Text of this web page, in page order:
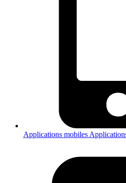
Applications mobiles